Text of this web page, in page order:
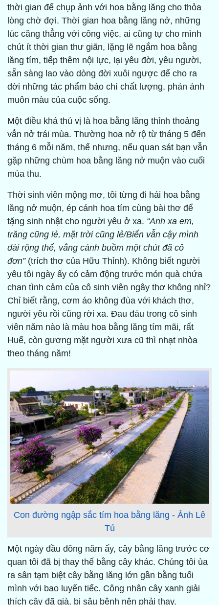
thời gian để chụp ảnh với hoa bằng lăng cho thỏa
lòng chờ đợi. Thời gian hoa bằng lăng nở, những
lúc căng thẳng với công việc, ai cũng tự cho mình
chút ít thời gian thư giãn, lặng lẽ ngắm hoa bằng
lăng tím, tiếp thêm nội lực, lại yêu đời, yêu người,
sẵn sàng lao vào dòng đời xuôi ngược để cho ra
đời những tác phẩm báo chí chất lượng, phản ánh
muôn màu của cuộc sống.
Một điều khá thú vị là hoa bằng lăng thỉnh thoảng
vẫn nở trái mùa. Thường hoa nở rộ từ tháng 5 đến
tháng 6 mỗi năm, thế nhưng, nếu quan sát bạn vẫn
gặp những chùm hoa bằng lăng nở muộn vào cuối
mùa thu.
Thời sinh viên mộng mơ, tôi từng đi hái hoa bằng
lăng nở muộn, ép cánh hoa tím cùng bài thơ để
tặng sinh nhật cho người yêu ở xa. “Anh xa em,
trăng cũng lẻ, mặt trời cũng lẻ/Biển vẫn cậy mình
dài rộng thế, vắng cánh buồm một chút đã cô
đơn” (trích thơ của Hữu Thỉnh). Không biết người
yêu tôi ngày ấy có cảm động trước món quà chứa
chan tình cảm của cô sinh viên ngây thơ không nhỉ?
Chỉ biết rằng, cơm áo không đùa với khách thơ,
người yêu rồi cũng rời xa. Đau đáu trong cô sinh
viên năm nào là màu hoa bằng lăng tím mãi, rất
Huế, còn gương mặt người xưa cũ thì nhạt nhòa
theo tháng năm!
Con đường ngập sắc tím hoa bằng lăng - Ảnh Lê
Tú
Một ngày đầu đông năm ấy, cây bằng lăng trước cơ
quan tôi đã bị thay thế bằng cây khác. Chúng tôi ùa
ra sân tạm biệt cây bằng lăng lớn gần bằng tuổi
mình với bao luyến tiếc. Công nhân cây xanh giải
thích cây đã già, bị sâu bệnh nên phải thay.